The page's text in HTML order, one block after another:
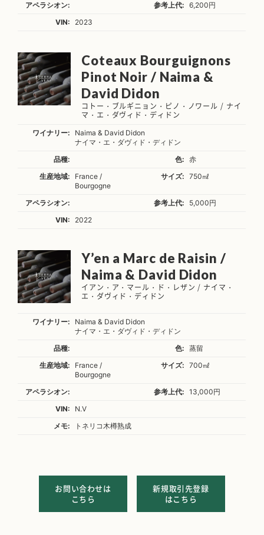
アペラシオン: 参考上代:
6,200円
VIN:
2023
Coteaux Bourguignons
Pinot Noir / Naima &
David Didon
コトー・ブルギニョン・ピノ・ノワール / ナイ
マ・エ・ダヴィド・ディドン
ワイナリー:
Naima & David Didon
ナイマ・エ・ダヴィド・ディドン
品種:
色:
赤
生産地域:
France /
Bourgogne
サイズ: 750㎖
アペラシオン: 参考上代:
5,000円
VIN:
2022
Y’en a Marc de Raisin /
Naima & David Didon
イアン・ア・マール・ド・レザン / ナイマ・
エ・ダヴィド・ディドン
ワイナリー:
Naima & David Didon
ナイマ・エ・ダヴィド・ディドン
品種:
色:
蒸留
生産地域:
France /
Bourgogne
サイズ: 700㎖
アペラシオン: 参考上代:
13,000円
VIN:
N.V
メモ:
トネリコ木樽熟成
お問い合わせは
こちら
新規取引先登録
はこちら